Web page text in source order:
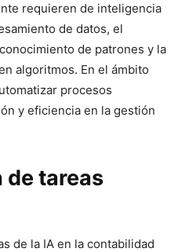
requieren de inteligencia
de datos, el
de patrones y la
algoritmos. En el ámbito
procesos
y eficiencia en la gestión
tareas
de la IA en la contabilidad